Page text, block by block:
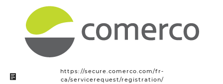
https://secure.comerco.com/fr-
ca/servicerequest/registration/